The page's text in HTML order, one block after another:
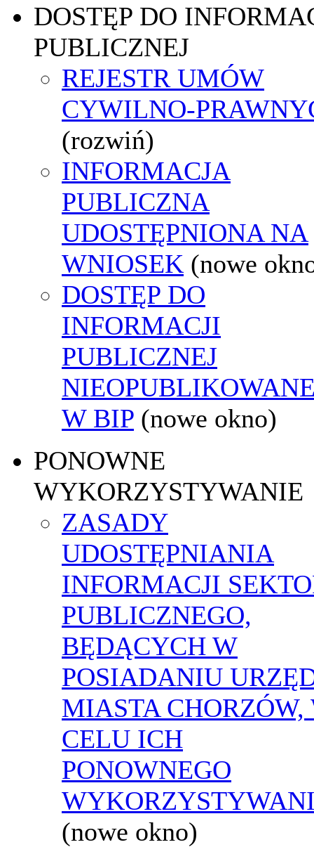
DOSTĘP DO
PUBLICZNEJ
REJESTR UMÓW
CYWILNO-
(rozwiń)
INFORMACJA
PUBLICZNA
UDOSTĘPNIONA NA
WNIOSEK (nowe
DOSTĘP DO
INFORMACJI
PUBLICZNEJ
W BIP (nowe okno)
PONOWNE
WYKORZYSTYWANIE
ZASADY
UDOSTĘPNIANIA
INFORMACJI
PUBLICZNEGO,
BĘDĄCYCH W
POSIADANIU
MIASTA CHORZÓW,
CELU ICH
PONOWNEGO
(nowe okno)